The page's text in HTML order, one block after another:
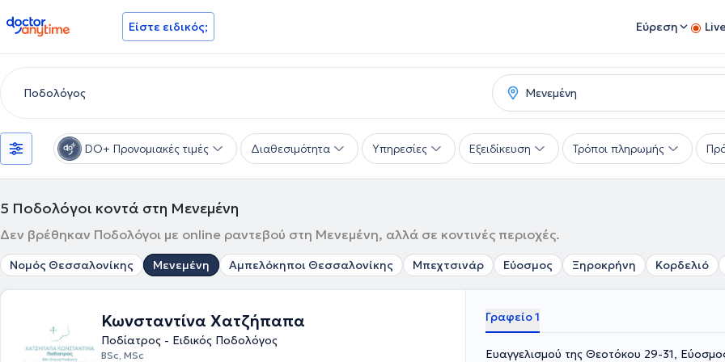
doctoranytime Είστε ειδικός; Εύρεση
DO+ Προνομιακές τιμές Διαθεσιμότητα Υπηρεσίες Εξειδίκευση Τρόποι πληρωμής
5 Ποδολόγοι κοντά στη Μενεμένη
Δεν βρέθηκαν Ποδολόγοι με online ραντεβού στη Μενεμένη, αλλά σε κοντινές περιοχές.
Νομός Θεσσαλονίκης Μενεμένη Αμπελόκηποι Θεσσαλονίκης Μπεχτσινάρ Εύοσμος Ξηροκρήνη Κορδελιό
Κωνσταντίνα Χατζήπαπα
Ποδίατρος - Ειδικός Ποδολόγος
BSc, MSc
Γραφείο 1
Ευαγγελισμού της Θεοτόκου 29-31,